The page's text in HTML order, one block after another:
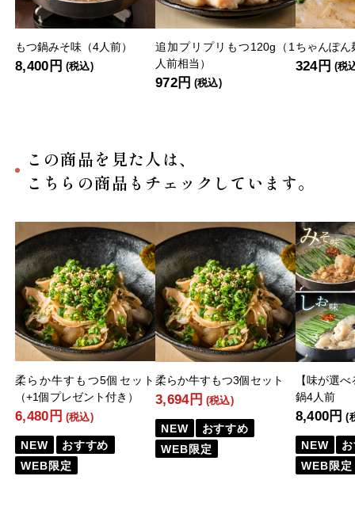
もつ鍋みそ味（4人前）
8,400円 (税込)
追加プリプリもつ120g（1
人前相当）
972円 (税込)
ちゃんぽ
324円 (税
この商品を見た人は、
こちらの商品もチェックしています。
柔らか牛すもつ5個セット
（+1個プレゼント付き）
6,480円 (税込)
NEW
おすすめ
WEB限定
柔らか牛すもつ3個セット
3,694円 (税込)
NEW
おすすめ
WEB限定
【味が選
鍋4人前
8,400円 (
NEW
WEB限定